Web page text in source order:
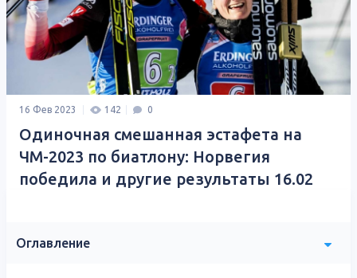
16 Фев 2023 142 0
Одиночная смешанная эстафета на
ЧМ-2023 по биатлону: Норвегия
победила и другие результаты 16.02
Оглавление